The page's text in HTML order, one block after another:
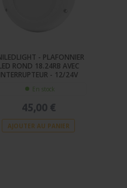
- PLAFONNIER
ROND 18.24RB AVEC
INTERRUPTEUR - 12/24V
En stock
45,00 €
AJOUTER AU PANIER